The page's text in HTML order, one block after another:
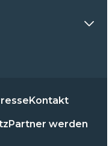
Kontakt
Partner werden